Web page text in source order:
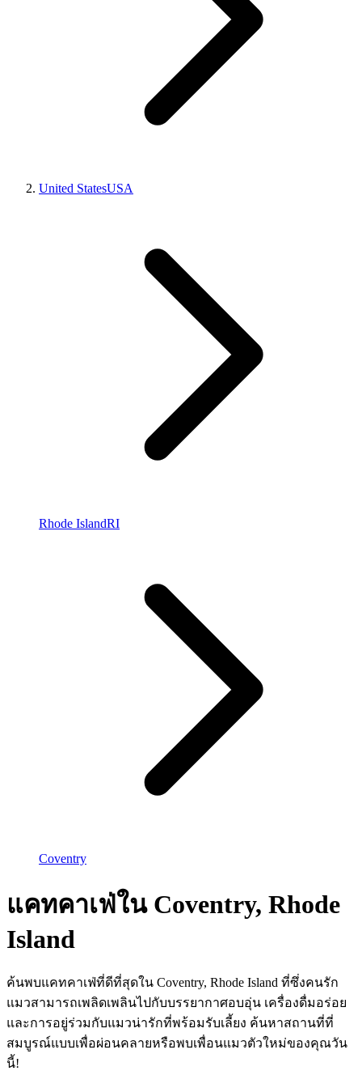
United StatesUSA
Rhode IslandRI
Coventry
แคทคาเฟ่ใน Coventry, Rhode
Island
ค้นพบแคทคาเฟ่ที่ดีที่สุดใน Coventry, Rhode Island ที่ซึ่งคนรัก
แมวสามารถเพลิดเพลินไปกับบรรยากาศอบอุ่น เครื่องดื่มอร่อย
และการอยู่ร่วมกับแมวน่ารักที่พร้อมรับเลี้ยง ค้นหาสถานที่ที่
สมบูรณ์แบบเพื่อผ่อนคลายหรือพบเพื่อนแมวตัวใหม่ของคุณวัน
นี้!